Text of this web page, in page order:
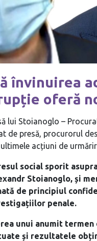
învinuirea
oferă
lui Stoianoglo –
de presă, procurorul
acțiuni de
social sporit
Stoianoglo, și
de principiul
penale.
unui anumit
și rezultatele